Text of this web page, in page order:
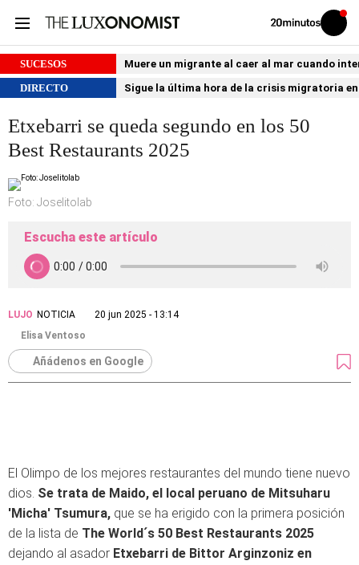
Volver
Iniciar
sesión
SUCESOS
Muere un migrante al caer al mar cuando
DIRECTO
Sigue la última hora de la crisis migratoria
Etxebarri se queda segundo en los 50
Best Restaurants 2025
Foto: Joselitolab
Escucha este artículo
LUJO NOTICIA
20 jun 2025 - 13:14
Elisa Ventoso
Añádenos en Google
El Olimpo de los mejores restaurantes del mundo tiene nuevo
dios. Se trata de Maido, el local peruano de Mitsuharu
'Micha' Tsumura, que se ha erigido con la primera posición
de la lista de The World´s 50 Best Restaurants 2025
dejando al asador Etxebarri de Bittor Arginzoniz en